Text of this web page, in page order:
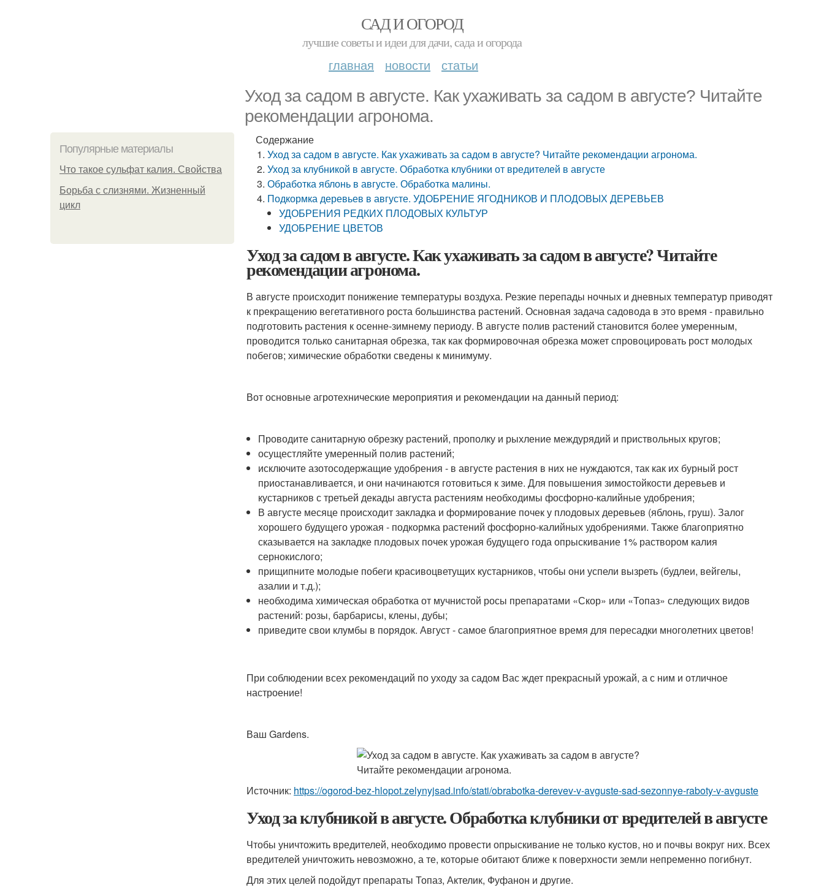
САД И ОГОРОД
лучшие советы и идеи для дачи, сада и огорода
главная новости статьи
Уход за садом в августе. Как ухаживать за садом в августе? Читайте
рекомендации агронома.
Популярные материалы
Что такое сульфат калия. Свойства
Борьба с слизнями. Жизненный
цикл
Содержание
Уход за садом в августе. Как ухаживать за садом в августе? Читайте рекомендации агронома.
Уход за клубникой в августе. Обработка клубники от вредителей в августе
Обработка яблонь в августе. Обработка малины.
Подкормка деревьев в августе. УДОБРЕНИЕ ЯГОДНИКОВ И ПЛОДОВЫХ ДЕРЕВЬЕВ
УДОБРЕНИЯ РЕДКИХ ПЛОДОВЫХ КУЛЬТУР
УДОБРЕНИЕ ЦВЕТОВ
Уход за садом в августе. Как ухаживать за садом в августе? Читайте
рекомендации агронома.
В августе происходит понижение температуры воздуха. Резкие перепады ночных и дневных температур приводят
к прекращению вегетативного роста большинства растений. Основная задача садовода в это время - правильно
подготовить растения к осенне-зимнему периоду. В августе полив растений становится более умеренным,
проводится только санитарная обрезка, так как формировочная обрезка может спровоцировать рост молодых
побегов; химические обработки сведены к минимуму.
Вот основные агротехнические мероприятия и рекомендации на данный период:
Проводите санитарную обрезку растений, прополку и рыхление междурядий и приствольных кругов;
осущестляйте умеренный полив растений;
исключите азотосодержащие удобрения - в августе растения в них не нуждаются, так как их бурный рост
приостанавливается, и они начинаются готовиться к зиме. Для повышения зимостойкости деревьев и
кустарников с третьей декады августа растениям необходимы фосфорно-калийные удобрения;
В августе месяце происходит закладка и формирование почек у плодовых деревьев (яблонь, груш). Залог
хорошего будущего урожая - подкормка растений фосфорно-калийных удобрениями. Также благоприятно
сказывается на закладке плодовых почек урожая будущего года опрыскивание 1% раствором калия
сернокислого;
прищипните молодые побеги красивоцветущих кустарников, чтобы они успели вызреть (будлеи, вейгелы,
азалии и т.д.);
необходима химическая обработка от мучнистой росы препаратами «Скор» или «Топаз» следующих видов
растений: розы, барбарисы, клены, дубы;
приведите свои клумбы в порядок. Август - самое благоприятное время для пересадки многолетних цветов!
При соблюдении всех рекомендаций по уходу за садом Вас ждет прекрасный урожай, а с ним и отличное
настроение!
Ваш Gardens.
Источник: https://ogorod-bez-hlopot.zelynyjsad.info/stati/obrabotka-derevev-v-avguste-sad-sezonnye-raboty-v-avguste
Уход за клубникой в августе. Обработка клубники от вредителей в августе
Чтобы уничтожить вредителей, необходимо провести опрыскивание не только кустов, но и почвы вокруг них. Всех
вредителей уничтожить невозможно, а те, которые обитают ближе к поверхности земли непременно погибнут.
Для этих целей подойдут препараты Топаз, Актелик, Фуфанон и другие.